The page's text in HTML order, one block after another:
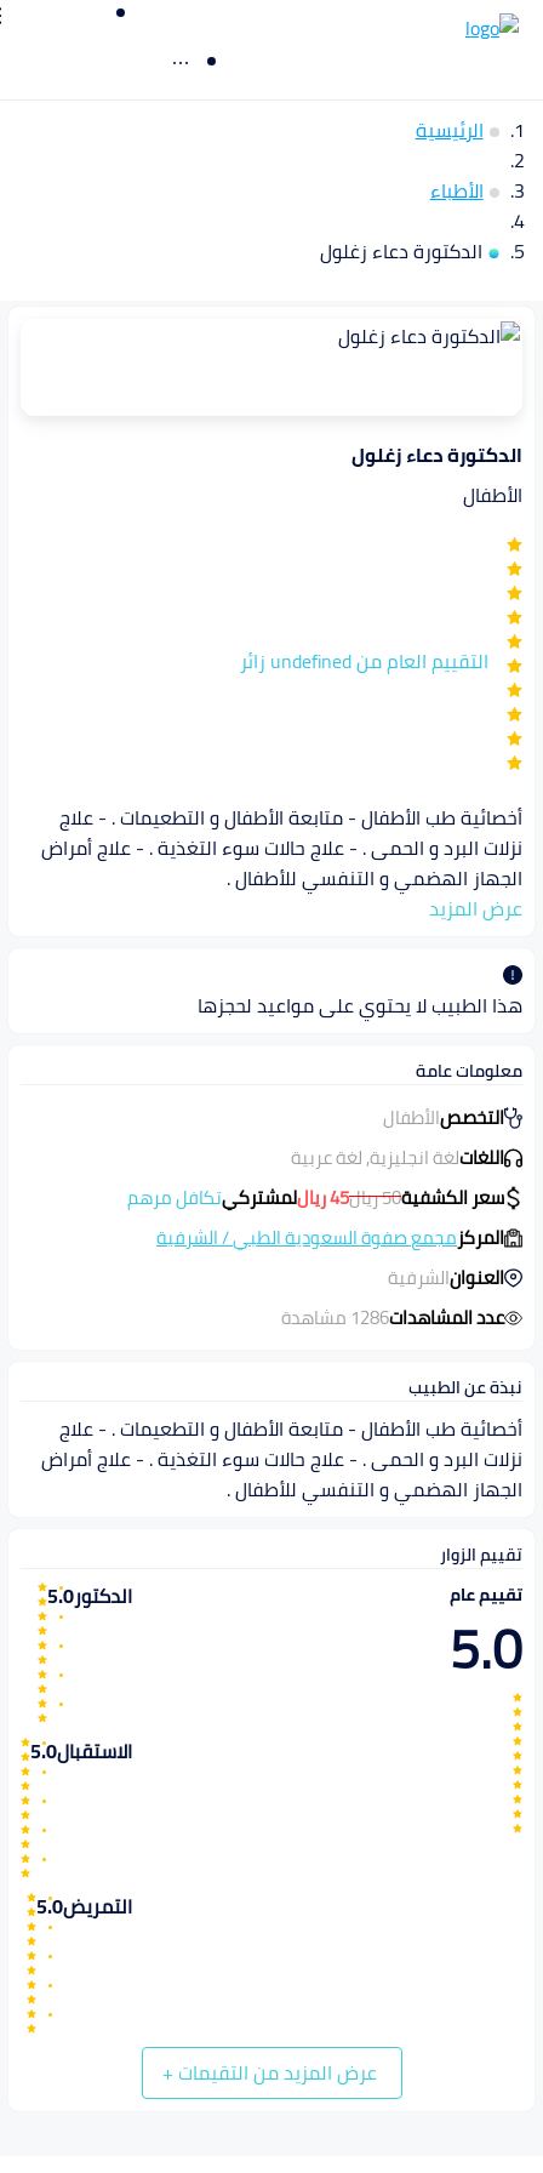
الرئيسية
الأطباء
الدكتورة دعاء زغلول
الدكتورة دعاء زغلول
الأطفال
التقييم العام من undefined زائر
أخصائية طب الأطفال - متابعة الأطفال و التطعيمات . - علاج
نزلات البرد و الحمى . - علاج حالات سوء التغذية . - علاج أمراض
الجهاز الهضمي و التنفسي للأطفال .
عرض المزيد
هذا الطبيب لا يحتوي على مواعيد لحجزها
معلومات عامة
التخصصالأطفال
اللغاتلغة انجليزية, لغة عربية
سعر الكشفية50ريال45رياللمشتركيتكافل مرهم
المركزمجمع صفوة السعودية الطبي/الشرفية
العنوانالشرفية
عدد المشاهدات1286 مشاهدة
نبذة عن الطبيب
أخصائية طب الأطفال - متابعة الأطفال و التطعيمات . - علاج
نزلات البرد و الحمى . - علاج حالات سوء التغذية . - علاج أمراض
الجهاز الهضمي و التنفسي للأطفال .
تقييم الزوار
تقييم عام
5.0
الدكتور5.0
الاستقبال5.0
التمريض5.0
عرض المزيد من التقيمات +